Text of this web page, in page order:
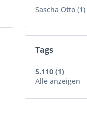
Sascha Otto (1)
Tags
5.110 (1)
Alle anzeigen